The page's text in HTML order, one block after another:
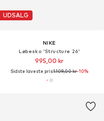
UDSALG
NIKE
Løbesko 'Structure 26'
995,00 kr
Sidste laveste pris:1.109,00 kr-10%